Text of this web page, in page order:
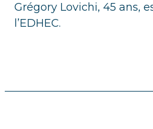
Grégory Lovichi, 45 ans,
l’EDHEC.